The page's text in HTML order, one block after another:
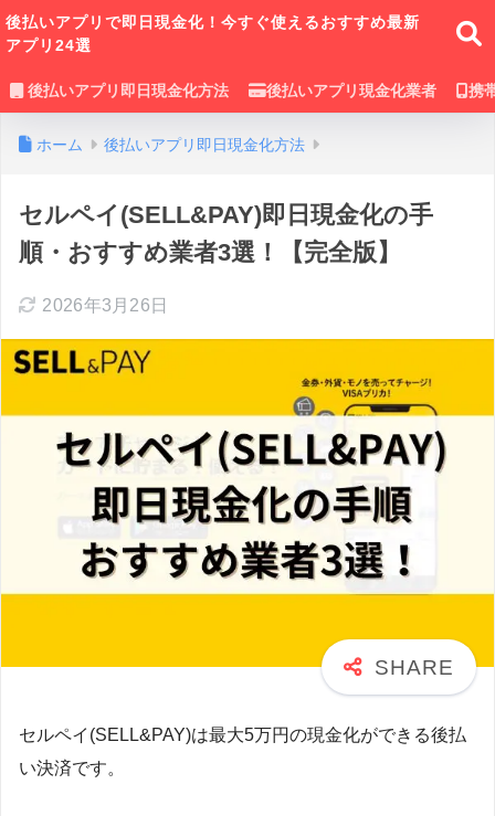
後払いアプリで即日現金化！今すぐ使えるおすすめ最新
アプリ24選
後払いアプリ即日現金化方法 後払いアプリ現金化業者 携
ホーム 後払いアプリ即日現金化方法
セルペイ(SELL&PAY)即日現金化の手
順・おすすめ業者3選！【完全版】
2026年3月26日
セルペイ(SELL&PAY)は最大5万円の現金化ができる後払
い決済です。